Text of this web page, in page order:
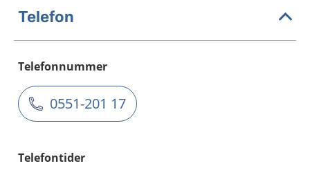
Telefon
Telefonnummer
0551-201 17
Telefontider